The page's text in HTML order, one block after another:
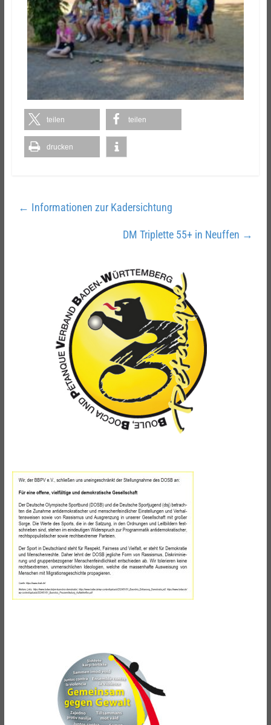
teilen teilen
drucken
← Informationen zur Kadersichtung
DM Triplette 55+ in Neuffen →